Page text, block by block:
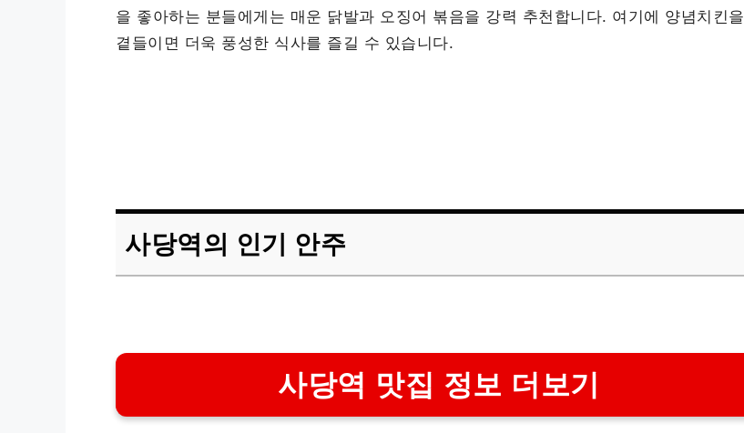
을 좋아하는 분들에게는 매운 닭발과 오징어 볶음을 강력 추천합니다. 여기에 양념치킨을
곁들이면 더욱 풍성한 식사를 즐길 수 있습니다.
사당역의 인기 안주
사당역 맛집 정보 더보기